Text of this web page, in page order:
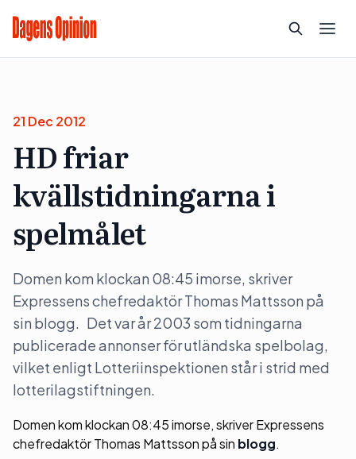
21 Dec 2012
HD friar
kvällstidningarna i
spelmålet
Domen kom klockan 08:45 imorse, skriver
Expressens chefredaktör Thomas Mattsson på
sin blogg. Det var år 2003 som tidningarna
publicerade annonser för utländska spelbolag,
vilket enligt Lotteriinspektionen står i strid med
lotterilagstiftningen.
Domen kom klockan 08:45 imorse, skriver Expressens
chefredaktör Thomas Mattsson på sin blogg.